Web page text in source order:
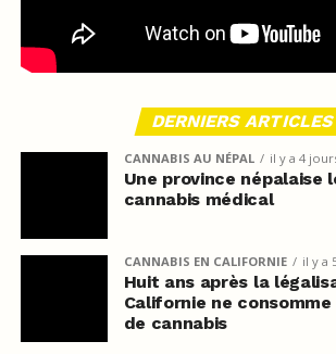
DERNIERS ARTICLES
CANNABIS AU NÉPAL il y a 4
Une province népalaise
cannabis médical
CANNABIS EN CALIFORNIE il y a
Huit ans après la
Californie ne
de cannabis